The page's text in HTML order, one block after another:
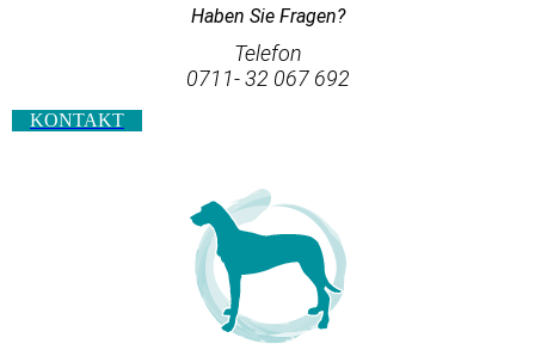
Haben Sie Fragen?
Telefon
0711- 32 067 692
KONTAKT